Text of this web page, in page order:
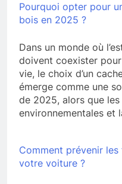
Pourquoi opter pour
bois en 2025 ?
Dans un monde où
doivent coexister
vie, le choix d’un
émerge comme une
de 2025, alors que
environnementales et
Comment prévenir
votre voiture ?